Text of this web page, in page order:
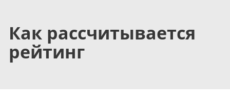
Как рассчитывается
рейтинг